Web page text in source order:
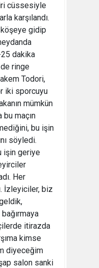
cüssesiyle
karşılandı.
köşeye gidip
dakika
de ringe
Todori,
iki sporcuyu
mümkün
bu maçın
bu işin
söyledi.
işin geriye
Her
İzleyiciler, biz
itirazda
kimse
diyeceğim
salon sanki